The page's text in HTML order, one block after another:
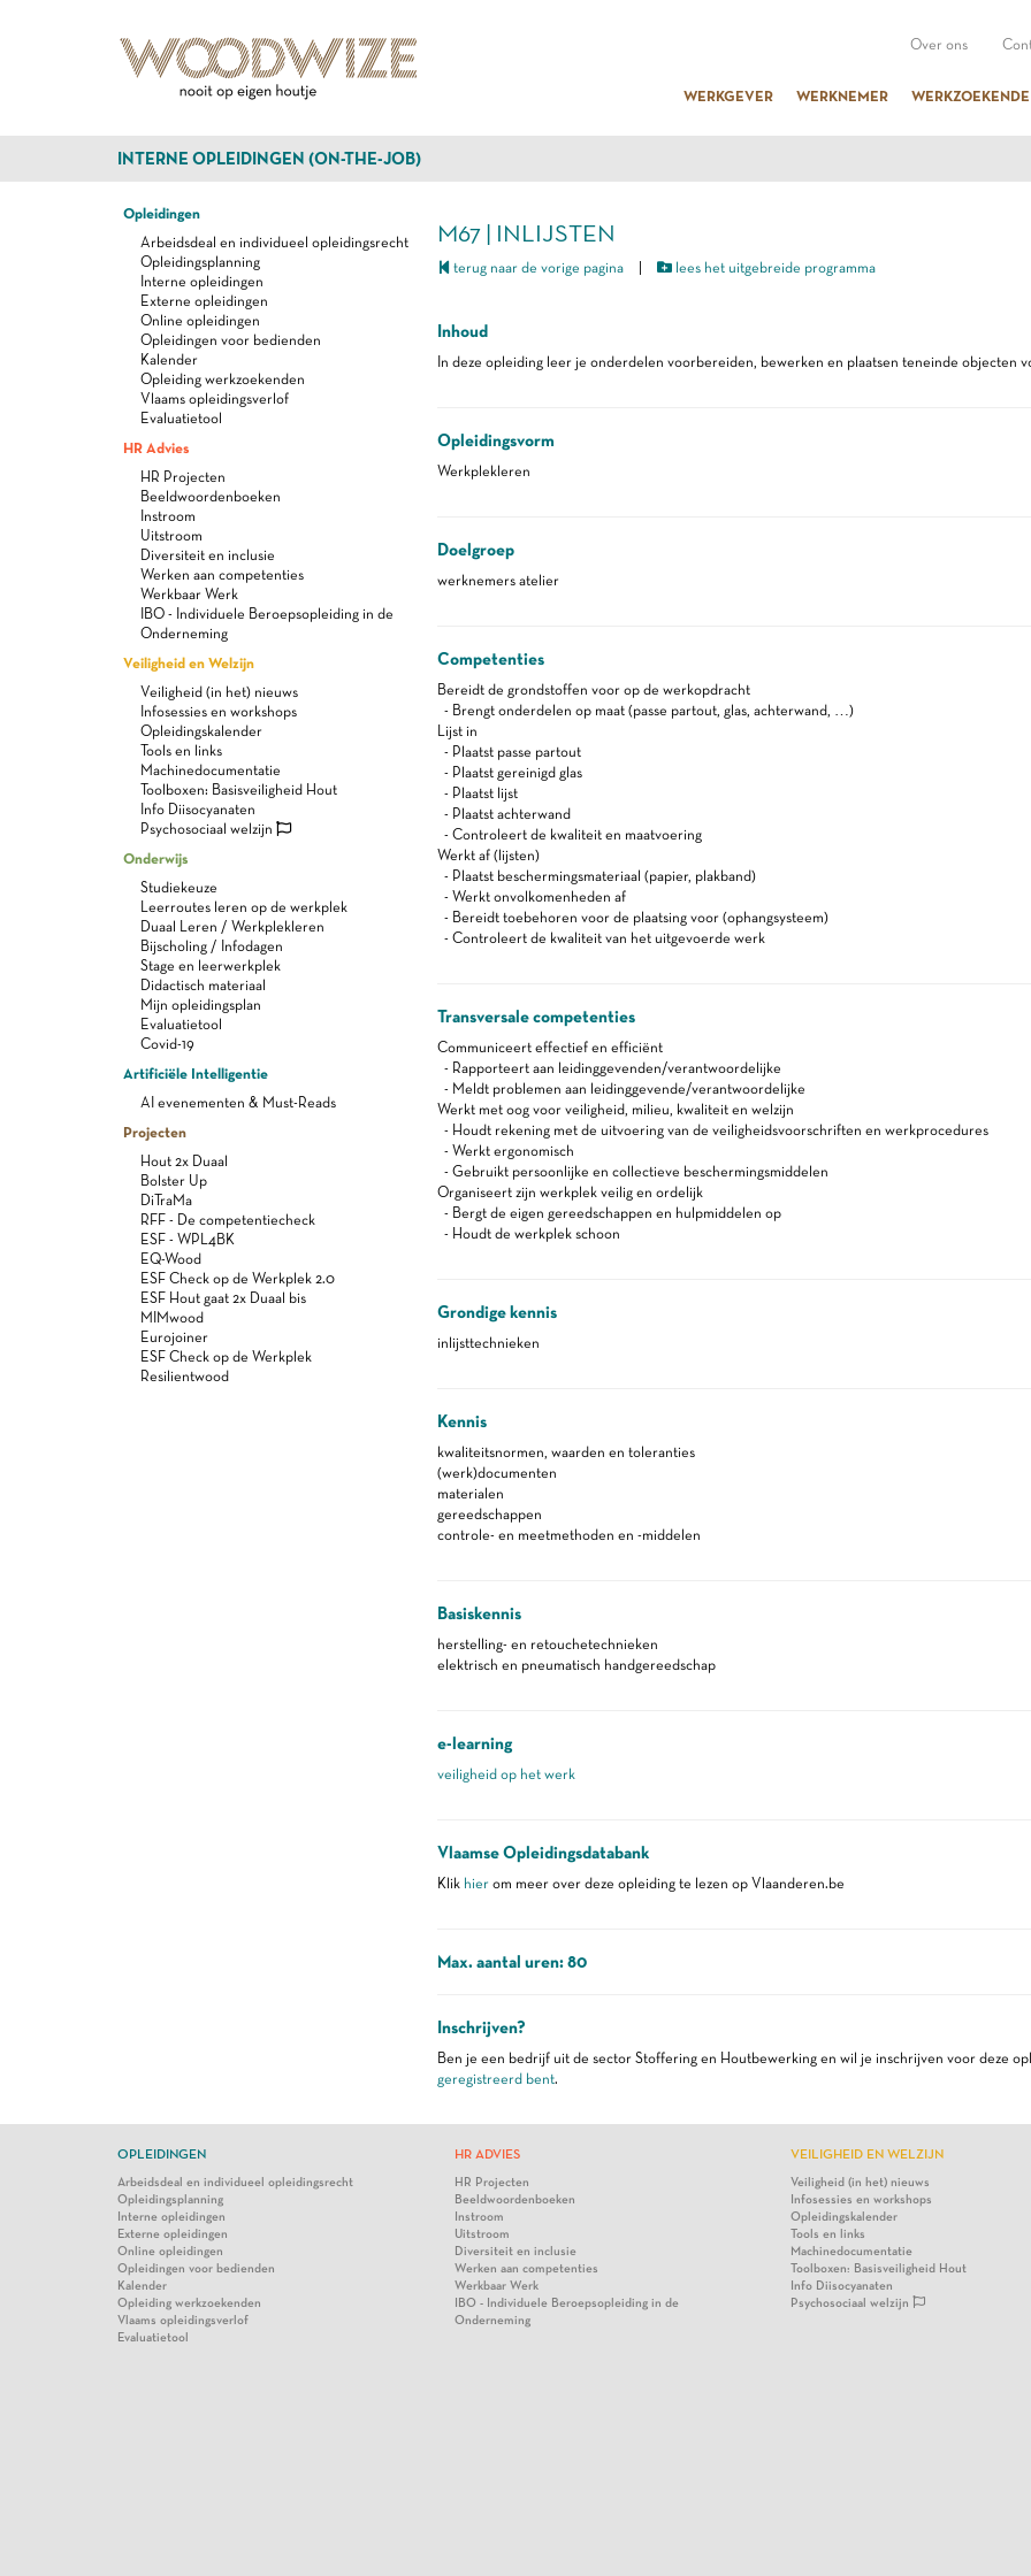
Over ons
WERKGEVER WERKNEMER WERKZOEKENDE
INTERNE OPLEIDINGEN (ON-THE-JOB)
Opleidingen
Arbeidsdeal en individueel opleidingsrecht
Opleidingsplanning
Interne opleidingen
Externe opleidingen
Online opleidingen
Opleidingen voor bedienden
Kalender
Opleiding werkzoekenden
Vlaams opleidingsverlof
Evaluatietool
HR Advies
HR Projecten
Beeldwoordenboeken
Instroom
Uitstroom
Diversiteit en inclusie
Werken aan competenties
Werkbaar Werk
IBO - Individuele Beroepsopleiding in de
Onderneming
Veiligheid en Welzijn
Veiligheid (in het) nieuws
Infosessies en workshops
Opleidingskalender
Tools en links
Machinedocumentatie
Toolboxen: Basisveiligheid Hout
Info Diisocyanaten
Psychosociaal welzijn
Onderwijs
Studiekeuze
Leerroutes leren op de werkplek
Duaal Leren / Werkplekleren
Bijscholing / Infodagen
Stage en leerwerkplek
Didactisch materiaal
Mijn opleidingsplan
Evaluatietool
Covid-19
Artificiële Intelligentie
AI evenementen & Must-Reads
Projecten
Hout 2x Duaal
Bolster Up
DiTraMa
RFF - De competentiecheck
ESF - WPL4BK
EQ-Wood
ESF Check op de Werkplek 2.0
ESF Hout gaat 2x Duaal bis
MIMwood
Eurojoiner
ESF Check op de Werkplek
Resilientwood
M67 | INLIJSTEN
terug naar de vorige pagina| lees het uitgebreide programma
Inhoud
In deze opleiding leer je onderdelen voorbereiden, bewerken en plaatsen teneinde objecten
Opleidingsvorm
Werkplekleren
Doelgroep
werknemers atelier
Competenties
Bereidt de grondstoffen voor op de werkopdracht
- Brengt onderdelen op maat (passe partout, glas, achterwand, …)
Lijst in
- Plaatst passe partout
- Plaatst gereinigd glas
- Plaatst lijst
- Plaatst achterwand
- Controleert de kwaliteit en maatvoering
Werkt af (lijsten)
- Plaatst beschermingsmateriaal (papier, plakband)
- Werkt onvolkomenheden af
- Bereidt toebehoren voor de plaatsing voor (ophangsysteem)
- Controleert de kwaliteit van het uitgevoerde werk
Transversale competenties
Communiceert effectief en efficiënt
- Rapporteert aan leidinggevenden/verantwoordelijke
- Meldt problemen aan leidinggevende/verantwoordelijke
Werkt met oog voor veiligheid, milieu, kwaliteit en welzijn
- Houdt rekening met de uitvoering van de veiligheidsvoorschriften en werkprocedures
- Werkt ergonomisch
- Gebruikt persoonlijke en collectieve beschermingsmiddelen
Organiseert zijn werkplek veilig en ordelijk
- Bergt de eigen gereedschappen en hulpmiddelen op
- Houdt de werkplek schoon
Grondige kennis
inlijsttechnieken
Kennis
kwaliteitsnormen, waarden en toleranties
(werk)documenten
materialen
gereedschappen
controle- en meetmethoden en -middelen
Basiskennis
herstelling- en retouchetechnieken
elektrisch en pneumatisch handgereedschap
e-learning
veiligheid op het werk
Vlaamse Opleidingsdatabank
Klik hierom meer over deze opleiding te lezen op Vlaanderen.be
Max. aantal uren: 80
Inschrijven?
Ben je een bedrijf uit de sector Stoffering en Houtbewerking en wil je inschrijven voor deze
geregistreerd bent.
OPLEIDINGEN
Arbeidsdeal en individueel opleidingsrecht
Opleidingsplanning
Interne opleidingen
Externe opleidingen
Online opleidingen
Opleidingen voor bedienden
Kalender
Opleiding werkzoekenden
Vlaams opleidingsverlof
Evaluatietool
HR ADVIES
HR Projecten
Beeldwoordenboeken
Instroom
Uitstroom
Diversiteit en inclusie
Werken aan competenties
Werkbaar Werk
IBO - Individuele Beroepsopleiding in de
Onderneming
VEILIGHEID EN WELZIJN
Veiligheid (in het) nieuws
Infosessies en workshops
Opleidingskalender
Tools en links
Machinedocumentatie
Toolboxen: Basisveiligheid Hout
Info Diisocyanaten
Psychosociaal welzijn